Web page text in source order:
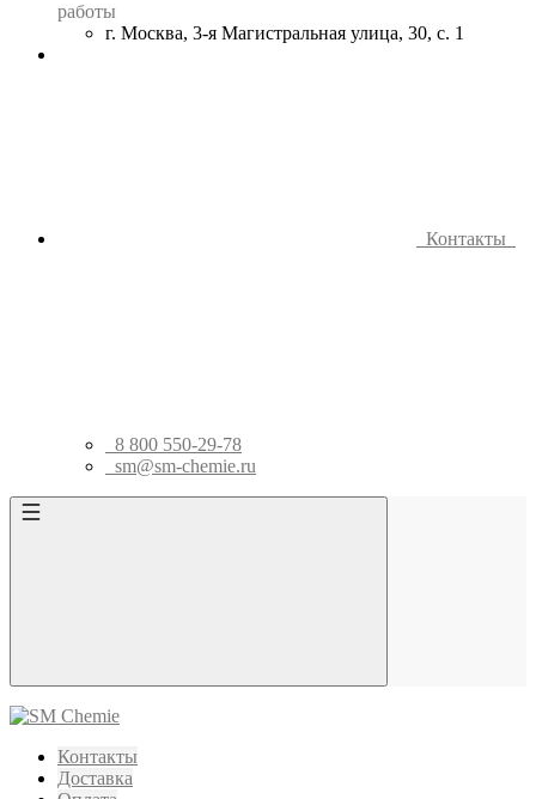
работы
г. Москва, 3-я Магистральная улица, 30, с. 1
Контакты
8 800 550-29-78
sm@sm-chemie.ru
Контакты
Доставка